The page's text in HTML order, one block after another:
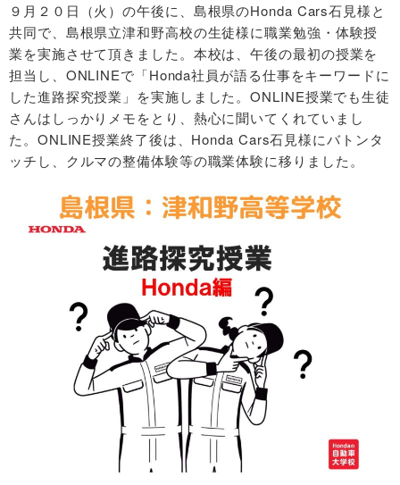
９月２０日（火）の午後に、島根県のHonda Cars石見様と
共同で、島根県立津和野高校の生徒様に職業勉強・体験授
業を実施させて頂きました。本校は、午後の最初の授業を
担当し、ONLINEで「Honda社員が語る仕事をキーワードに
した進路探究授業」を実施しました。ONLINE授業でも生徒
さんはしっかりメモをとり、熱心に聞いてくれていまし
た。ONLINE授業終了後は、Honda Cars石見様にバトンタ
ッチし、クルマの整備体験等の職業体験に移りました。